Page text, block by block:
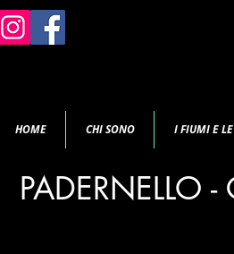
HOME CHI SONO I FIUMI E
PADERNELLO